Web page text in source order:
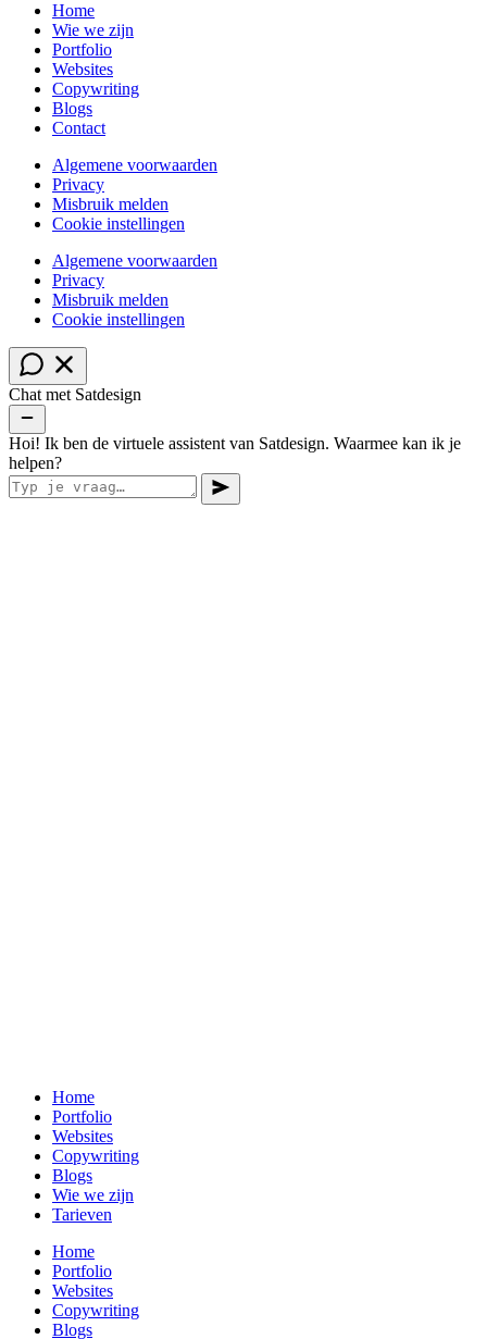
Home
Wie we zijn
Portfolio
Websites
Copywriting
Blogs
Contact
Algemene voorwaarden
Privacy
Misbruik melden
Cookie instellingen
Algemene voorwaarden
Privacy
Misbruik melden
Cookie instellingen
Chat met Satdesign
Hoi! Ik ben de virtuele assistent van Satdesign. Waarmee kan ik je
helpen?
Home
Portfolio
Websites
Copywriting
Blogs
Wie we zijn
Tarieven
Home
Portfolio
Websites
Copywriting
Blogs